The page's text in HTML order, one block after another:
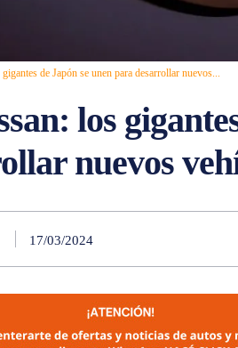
de Japón se unen para desarrollar nuevos...
los
nuevos
17/03/2024